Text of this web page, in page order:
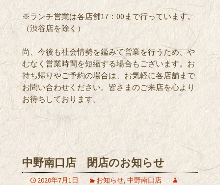
※ランチ営業は各店舗17：00まで行っています。
（渋谷店を除く）
尚、今後も社会情勢を鑑みて営業を行うため、や
むなく営業時間を短縮する場合もございます。お
持ち帰りやご予約の場合は、お気軽に各店舗まで
お問い合わせください。皆さまのご来店を心より
お待ちしております。
中野南口店 閉店のお知らせ
2020年7月1日 お知らせ, 中野南口店